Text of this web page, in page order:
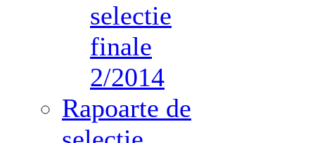
selectie
finale
2/2014
Rapoarte de